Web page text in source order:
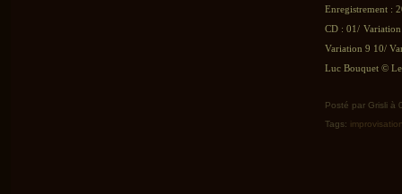
Enregistrement :
CD : 01/
Variation 9 10/
Luc Bouquet ©
Posté par Grisli à
Tags: improvisation